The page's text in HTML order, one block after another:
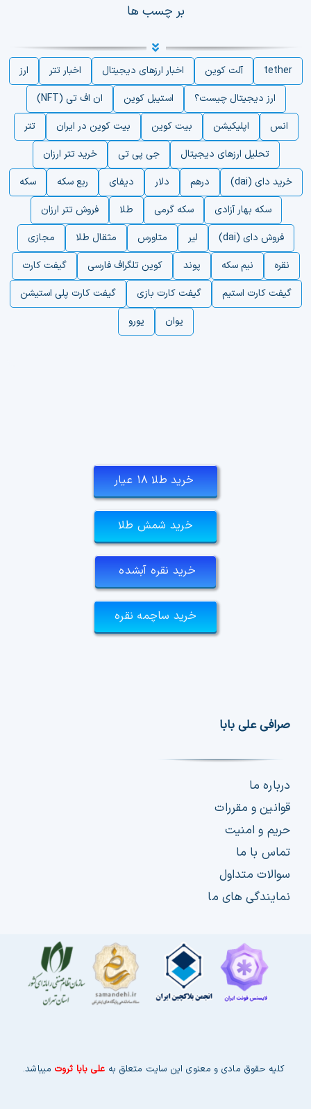
بر چسب ها
tether آلت کوین اخبار ارزهای دیجیتال اخبار تتر
ارز
ارز دیجیتال چیست؟
استیبل کوین
ان اف تی (NFT)
انس
اپلیکیشن بیت کوین بیت کوین در ایران
تتر
تحلیل ارزهای دیجیتال
جی پی تی
خرید تتر ارزان
خرید دای (dai)
درهم دلار دیفای ربع سکه
سکه
سکه بهار آزادی
سکه گرمی طلا
فروش تتر ارزان
فروش دای (dai)
لیر متاورس مثقال طلا
مجازی
نقره
نیم سکه پوند کوین تلگراف فارسی
گیفت کارت
گیفت کارت استیم
گیفت کارت بازی
گیفت کارت پلی استیشن
یوان
یورو
خرید طلا ۱۸ عیار
خرید شمش طلا
خرید نقره آبشده
خرید ساچمه نقره
صرافی علی بابا
درباره ما
قوانین و مقررات
حریم و امنیت
تماس با ما
سوالات متداول
نمایندگی های ما
کلیه حقوق مادی و معنوی این سایت متعلق به علی بابا ثروت میباشد.